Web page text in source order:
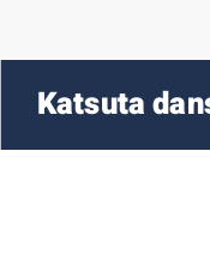
Katsuta